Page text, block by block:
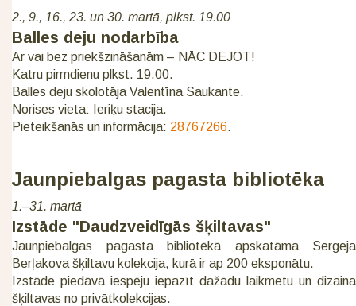
2., 9., 16., 23. un 30. martā, plkst. 19.00
Balles deju nodarbība
Ar vai bez priekšzināšanām – NĀC DEJOT!
Katru pirmdienu plkst. 19.00.
Balles deju skolotāja Valentīna Saukante.
Norises vieta: Ieriķu stacija.
Pieteikšanās un informācija: 28767266.
Jaunpiebalgas pagasta bibliotēka
1.–31. martā
Izstāde "Daudzveidīgās šķiltavas"
Jaunpiebalgas pagasta bibliotēkā apskatāma Sergeja
Berļakova šķiltavu kolekcija, kurā ir ap 200 eksponātu.
Izstāde piedāvā iespēju iepazīt dažādu laikmetu un dizaina
šķiltavas no privātkolekcijas.